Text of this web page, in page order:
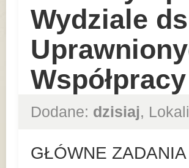
Wydziale
Dodane: dzisiaj,
GŁÓWNE